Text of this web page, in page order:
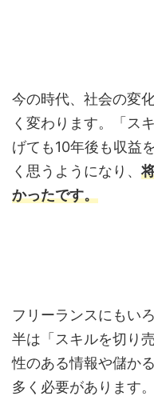
今の時代、社会の変
く変わります。「ス
げても10年後も収益
く思うようになり、
かったです。
フリーランスにもい
半は「スキルを切り
性のある情報や儲か
多く必要があります。